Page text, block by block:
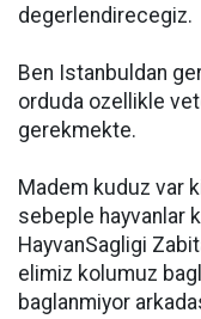
degerlendirecegiz.
Ben Istanbuldan
orduda ozellikle
gerekmekte.
Madem kuduz var
sebeple hayvanlar
HayvanSagligi
elimiz kolumuz
baglanmiyor